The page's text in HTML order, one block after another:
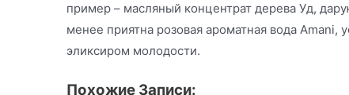
пример – масляный концентрат дерева Уд,
менее приятна розовая ароматная вода Amani,
эликсиром молодости.
Похожие Записи: